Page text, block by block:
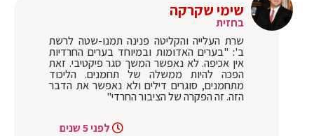
שימי שקרקה
בחזית
שרת העלייה והקליטה פנינה תמנו-שטה לרשת
ב': "בערים האדומות ובמיוחד בערים החרדיות
אין אכיפה. לא נאפשר המשך סגר פיקטיבי. זאת
הפכה להיות ממשלה של תחמנים. הליכוד
מתחמנים, סוגרים דילים ולא נאפשר את הדבר
הזה. זה הפקרה של הציבור החרדי"
לפני 5 שנים